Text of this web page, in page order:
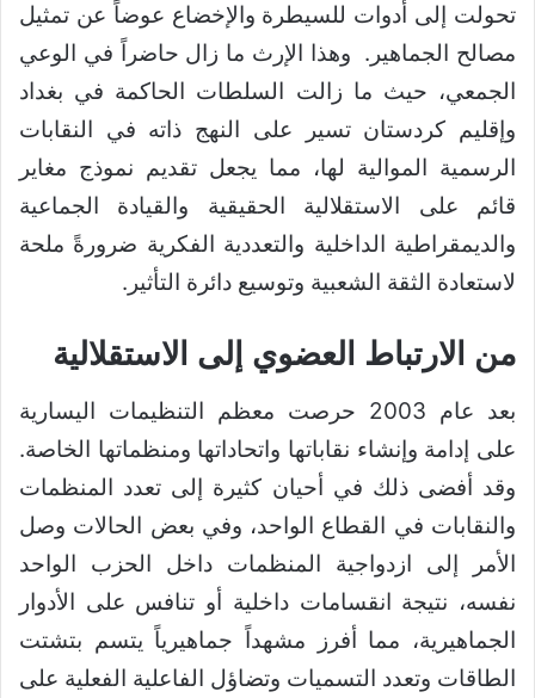
تحولت إلى أدوات للسيطرة والإخضاع عوضاً عن تمثيل
مصالح الجماهير. وهذا الإرث ما زال حاضراً في الوعي
الجمعي، حيث ما زالت السلطات الحاكمة في بغداد
وإقليم كردستان تسير على النهج ذاته في النقابات
الرسمية الموالية لها، مما يجعل تقديم نموذج مغاير
قائم على الاستقلالية الحقيقية والقيادة الجماعية
والديمقراطية الداخلية والتعددية الفكرية ضرورةً ملحة
لاستعادة الثقة الشعبية وتوسيع دائرة التأثير.
من الارتباط العضوي إلى الاستقلالية
بعد عام 2003 حرصت معظم التنظيمات اليسارية
على إدامة وإنشاء نقاباتها واتحاداتها ومنظماتها الخاصة.
وقد أفضى ذلك في أحيان كثيرة إلى تعدد المنظمات
والنقابات في القطاع الواحد، وفي بعض الحالات وصل
الأمر إلى ازدواجية المنظمات داخل الحزب الواحد
نفسه، نتيجة انقسامات داخلية أو تنافس على الأدوار
الجماهيرية، مما أفرز مشهداً جماهيرياً يتسم بتشتت
الطاقات وتعدد التسميات وتضاؤل الفاعلية الفعلية على